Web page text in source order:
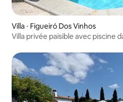
Villa ⋅ Figueiró Dos Vinhos
Villa privée paisible avec piscine